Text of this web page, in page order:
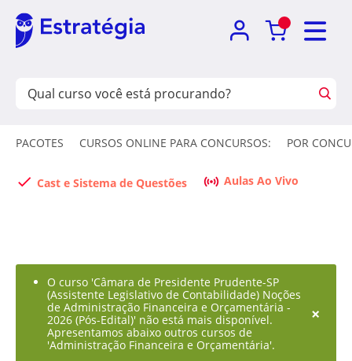
PACOTES CURSOS ONLINE PARA CONCURSOS: POR
Cast e Sistema de Questões Aulas Ao Vivo
O curso 'Câmara de Presidente Prudente-SP
(Assistente Legislativo de Contabilidade) Noções
de Administração Financeira e Orçamentária -
2026 (Pós-Edital)' não está mais disponível.
Apresentamos abaixo outros cursos de
'Administração Financeira e Orçamentária'.
×